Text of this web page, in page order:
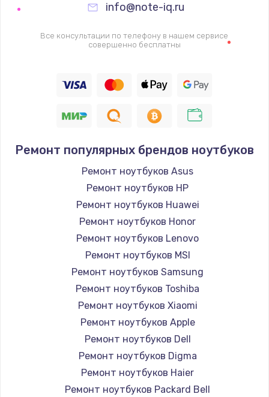
info@note-iq.ru
Все консультации по телефону в нашем сервисе
совершенно бесплатны
Ремонт популярных брендов ноутбуков
Ремонт ноутбуков Asus
Ремонт ноутбуков HP
Ремонт ноутбуков Huawei
Ремонт ноутбуков Honor
Ремонт ноутбуков Lenovo
Ремонт ноутбуков MSI
Ремонт ноутбуков Samsung
Ремонт ноутбуков Toshiba
Ремонт ноутбуков Xiaomi
Ремонт ноутбуков Apple
Ремонт ноутбуков Dell
Ремонт ноутбуков Digma
Ремонт ноутбуков Haier
Ремонт ноутбуков Packard Bell